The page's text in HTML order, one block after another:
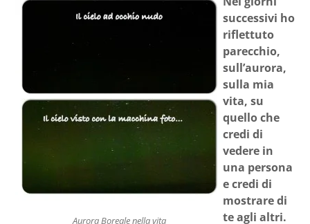
Aurora Boreale nella vita
successivi ho
riflettuto
parecchio,
sull’aurora,
sulla mia
vita, su
quello che
credi di
vedere in
una persona
e credi di
mostrare di
te agli altri.